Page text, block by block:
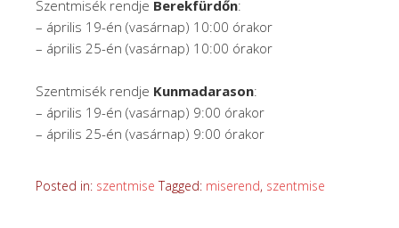
Szentmisék rendje Berekfürdőn:
– április 19-én (vasárnap) 10:00 órakor
– április 25-én (vasárnap) 10:00 órakor
Szentmisék rendje Kunmadarason:
– április 19-én (vasárnap) 9:00 órakor
– április 25-én (vasárnap) 9:00 órakor
Posted in: szentmise Tagged: miserend, szentmise